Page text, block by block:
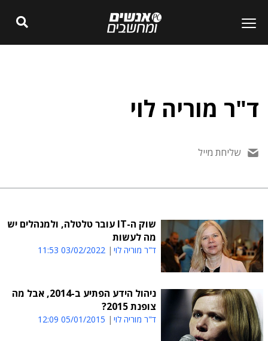
ד"ר מוריה לוי
שליחת מייל
שוק ה-IT עובר טלטלה, ולמנהלים יש
מה לעשות
ד"ר מוריה לוי 03/02/2022 11:53
ניהול הידע הפתיע ב-2014, אבל מה
צופנת 2015?
ד"ר מוריה לוי 05/01/2015 12:09